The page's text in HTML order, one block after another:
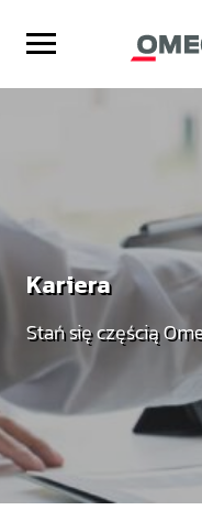
OMEGA TRUCKS
AUTORYZACJE
LIKWIDACJA SZKÓD
USŁUGI
KONTAKT
Kariera
Stań się częścią